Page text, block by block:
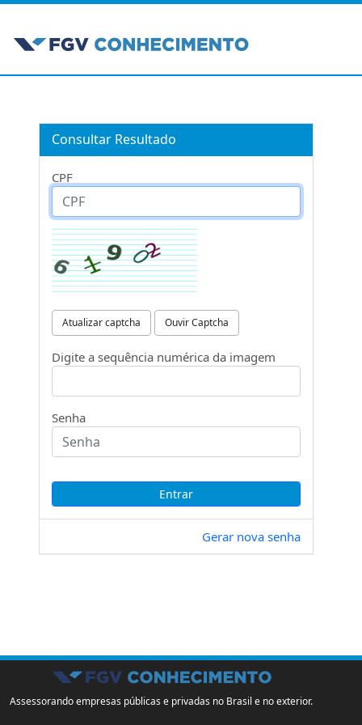
Consultar Resultado
CPF
Atualizar captcha Ouvir Captcha
Digite a sequência numérica da imagem
Senha
Gerar nova senha
Assessorando empresas públicas e privadas no Brasil e no exterior.